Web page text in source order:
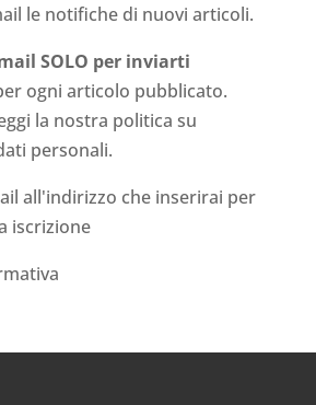
le notifiche di nuovi articoli.
SOLO per inviarti
ogni articolo pubblicato.
la nostra politica su
personali.
all'indirizzo che inserirai per
iscrizione